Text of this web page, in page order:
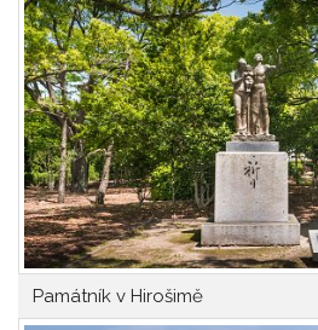
Památník v Hirošimě